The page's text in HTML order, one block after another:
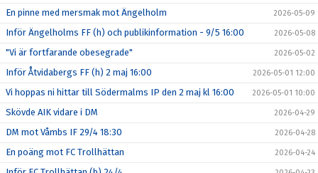
En pinne med mersmak mot Ängelholm 2026-05-09
Inför Ängelholms FF (h) och publikinformation - 9/5 16:00 2026-05-08
"Vi är fortfarande obesegrade" 2026-05-02
Inför Åtvidabergs FF (h) 2 maj 16:00 2026-05-01 12:00
Vi hoppas ni hittar till Södermalms IP den 2 maj kl 16:00 2026-05-01 10:00
Skövde AIK vidare i DM 2026-04-29
DM mot Våmbs IF 29/4 18:30 2026-04-28
En poäng mot FC Trollhättan 2026-04-24